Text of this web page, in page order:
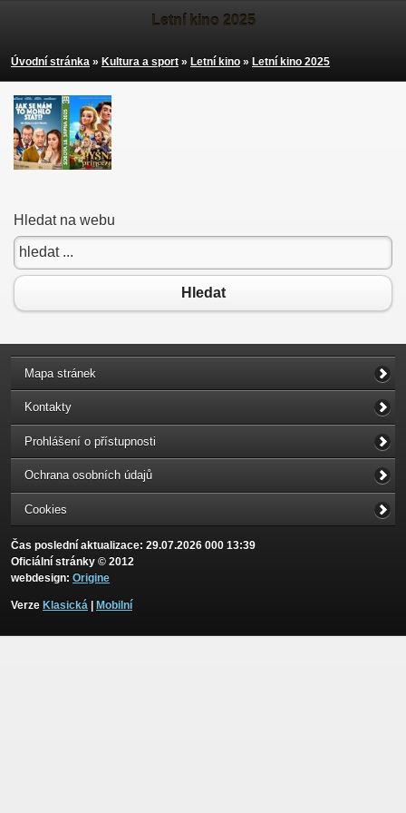
Letní kino 2025
Úvodní stránka » Kultura a sport » Letní kino » Letní kino 2025
Hledat na webu
Hledat
Mapa stránek
Kontakty
Prohlášení o přístupnosti
Ochrana osobních údajů
Cookies
Čas poslední aktualizace: 29.07.2026 000 13:39
Oficiální stránky © 2012
webdesign: Origine
Verze Klasická Mobilní